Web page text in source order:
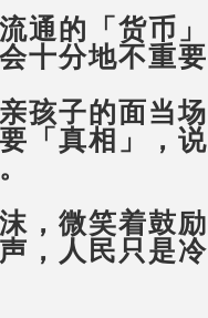
通的「货币
十分地不重
孩子的面当
「真相」，
，微笑着鼓
，人民只是